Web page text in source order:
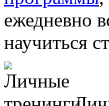
ежедневно
научиться